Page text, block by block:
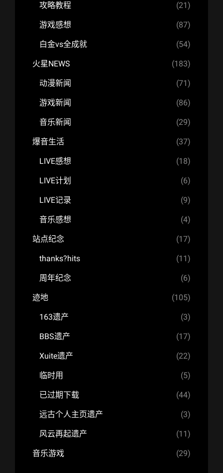
攻略教程 (21)
游戏感想 (87)
白金vs全成就 (54)
火星NEWS (183)
动漫新闻 (71)
游戏新闻 (86)
音乐新闻 (29)
爆音生活 (37)
LIVE感想 (18)
LIVE计划 (6)
LIVE记录 (9)
音乐感想 (4)
站点纪念 (17)
thanks?hits (11)
周年纪念 (6)
迹地 (105)
163遗产 (3)
BBS遗产 (17)
Xuite遗产 (22)
临时用 (5)
已过期下载 (44)
远古个人主页遗产 (3)
风云再起遗产 (11)
音乐游戏 (29)